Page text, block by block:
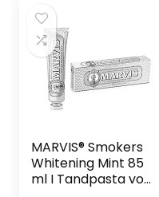
MARVIS® Smokers
Whitening Mint 85
ml I Tandpasta vor